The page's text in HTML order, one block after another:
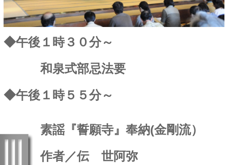
◆午後１時３０分～
和泉式部忌法要
◆午後１時５５分～
素謡『誓願寺』奉納(金剛流）
作者／伝 世阿弥